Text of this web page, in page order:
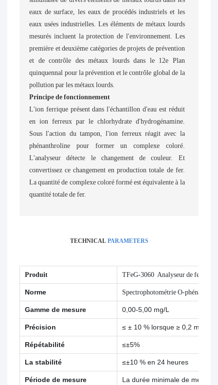
eaux de surface, les eaux de procédés industriels et les
eaux usées industrielles. Les éléments de métaux lourds
mesurés incluent la protection de l'environnement. Les
première et deuxième catégories de projets de prévention
et de contrôle des métaux lourds dans le 12e Plan
quinquennal pour la prévention et le contrôle global de la
pollution par les métaux lourds.
Principe de fonctionnement
L'ion ferrique présent dans l'échantillon d'eau est réduit
en ion ferreux par le chlorhydrate d'hydrogénamine.
Sous l'action du tampon, l'ion ferreux réagit avec la
phénanthroline pour former un complexe coloré.
L'analyseur détecte le changement de couleur. Et
convertissez ce changement en production totale de fer.
La quantité de complexe coloré formé est équivalente à la
quantité totale de fer.
TECHNICAL PARAMETERS
Produit TFeG-3060 Analyseur de fer total
Norme Spectrophotométrie O-
Gamme de mesure 0,00-5,00 mg/L
Précision ≤ ± 10 % lorsque ≥ 0,2 mg/L ;
Répétabilité ≤±5%
La stabilité ≤±10 % en 24 heures
Période de mesure La durée minimale de